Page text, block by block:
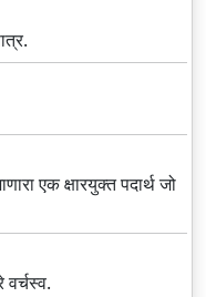
एक क्षारयुक्त पदार्थ जो
वर्चस्व.